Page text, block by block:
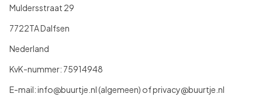
Muldersstraat 29
7722TA Dalfsen
Nederland
KvK-nummer: 75914948
E-mail: info@buurtje.nl (algemeen) of privacy@buurtje.nl